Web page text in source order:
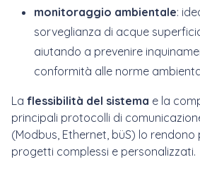
monitoraggio ambientale:
sorveglianza di acque
aiutando a prevenire
conformità alle norme
La flessibilità del sistema e la
principali protocolli di
(Modbus, Ethernet, büS) lo
progetti complessi e personalizzati.